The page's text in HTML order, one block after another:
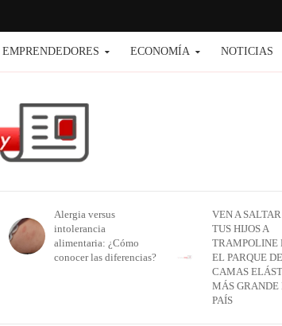
EMPRENDEDORES ECONOMÍA NOTICIAS
Alergia versus
intolerancia
alimentaria: ¿Cómo
conocer las diferencias?
VEN A
TUS HIJOS A
TRAMPOLINE
EL PARQUE DE
CAMAS
MÁS GRANDE
PAÍS